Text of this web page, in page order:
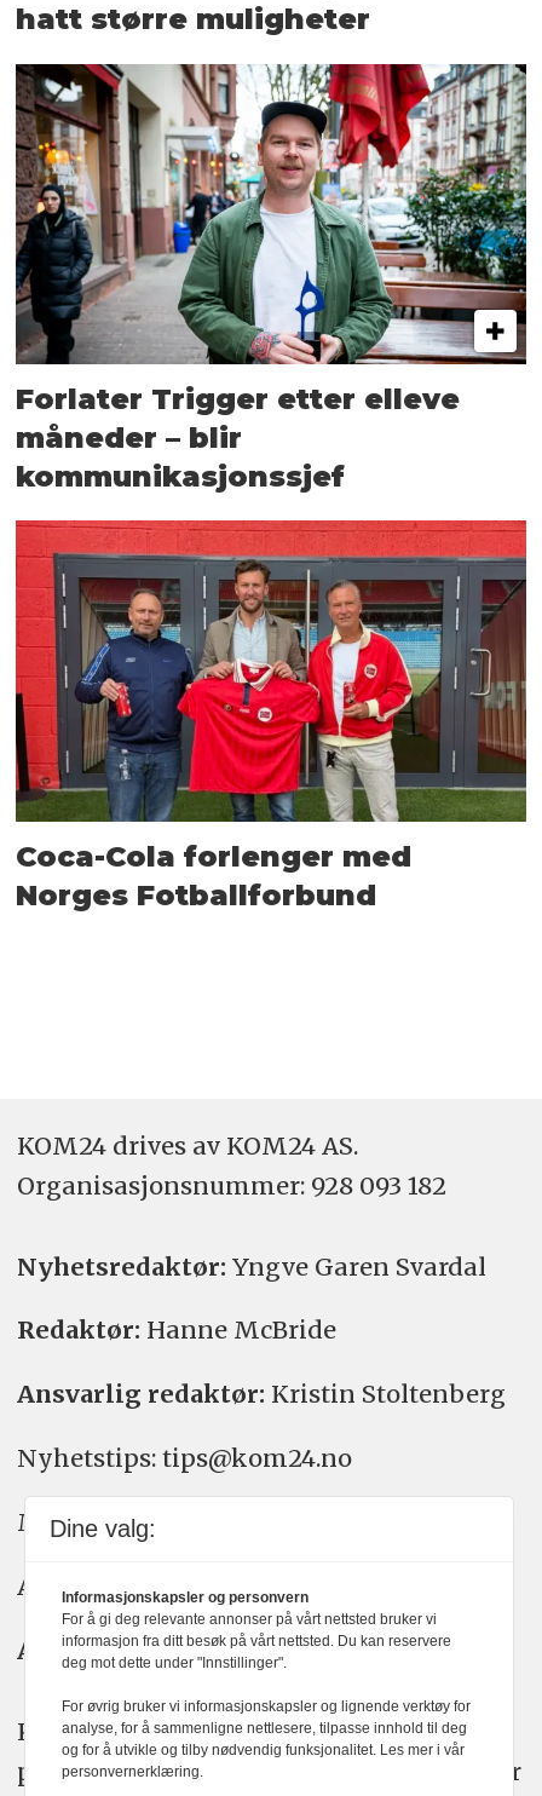
hatt større muligheter
Forlater Trigger etter elleve
måneder – blir
kommunikasjonssjef
Coca-Cola forlenger med
Norges Fotballforbund
KOM24 drives av KOM24 AS.
Organisasjons­nummer: 928 093 182
Nyhetsredaktør: Yngve Garen Svardal
Redaktør: Hanne McBride
Ansvarlig redaktør: Kristin Stoltenberg
Nyhetstips: tips@kom24.no
Meninger: meninger@kom24.no
Annonse: annonse@watchmedia.no
Abonnement:kom24@watchmedia.no
KOM24 arbeider etter Vær Varsom-
plakatens regler for god presseskikk. Her
Dine valg:
Informasjonskapsler og personvern
For å gi deg relevante annonser på vårt nettsted bruker vi
informasjon fra ditt besøk på vårt nettsted. Du kan reservere
deg mot dette under "Innstillinger".
For øvrig bruker vi informasjonskapsler og lignende verktøy for
analyse, for å sammenligne nettlesere, tilpasse innhold til deg
og for å utvikle og tilby nødvendig funksjonalitet. Les mer i vår
personvernerklæring.